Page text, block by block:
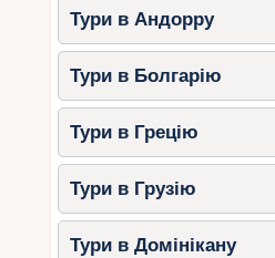
Пляж Petite Anse
входом у воду.
Няня за запитом
батьків.
3.Raffles
– сімейний
преміальним
Тури в Андорру
Тури в Болгарію
Тури в Грецію
Тури в Грузію
Тури в Домінікану